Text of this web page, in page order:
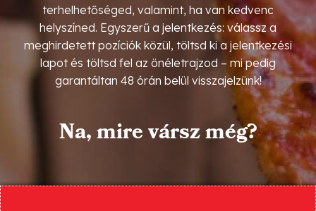
terhelhetőséged, valamint, ha van kedvenc
helyszíned. Egyszerű a jelentkezés: válassz a
meghirdetett pozíciók közül, töltsd ki a jelentkezési
lapot és töltsd fel az önéletrajzod – mi pedig
garantáltan 48 órán belül visszajelzünk!
Na, mire vársz még?